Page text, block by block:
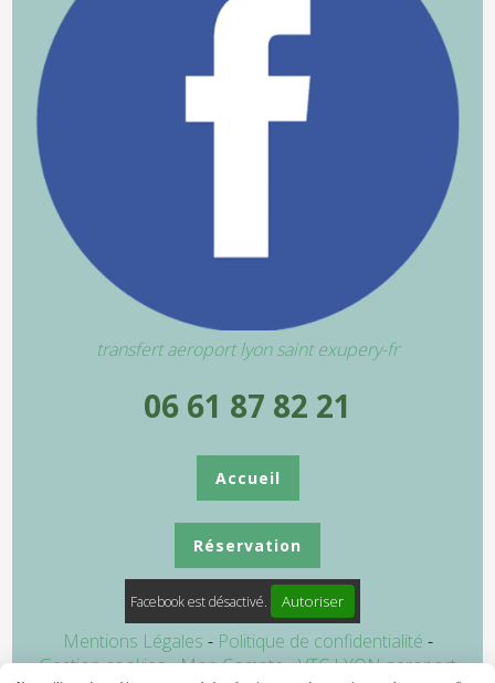
transfert aeroport lyon saint exupery-fr
06 61 87 82 21
Accueil
Réservation
Facebook est désactivé. Autoriser
Mentions Légales
Politique de confidentialité
Gestion cookies Mon Compte VTC LYON aeroport